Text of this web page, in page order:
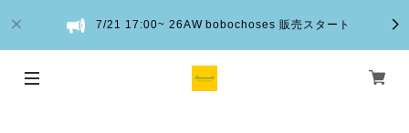
7/21 17:00~ 26AW bobochoses 販売スタート